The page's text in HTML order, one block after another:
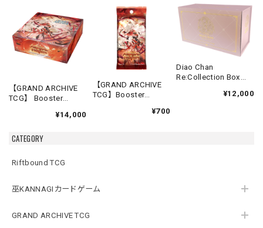
CATEGORY
Riftbound TCG
巫KANNAGIカードゲーム
GRAND ARCHIVE TCG
【GRAND ARCHIVE
TCG】 Booster
【Abyssal Heaven】
¥14,000
【GRAND ARCHIVE
TCG】Booster
Heaven】《英語版》
¥700
Diao Chan
Re:Collection Box
¥12,000